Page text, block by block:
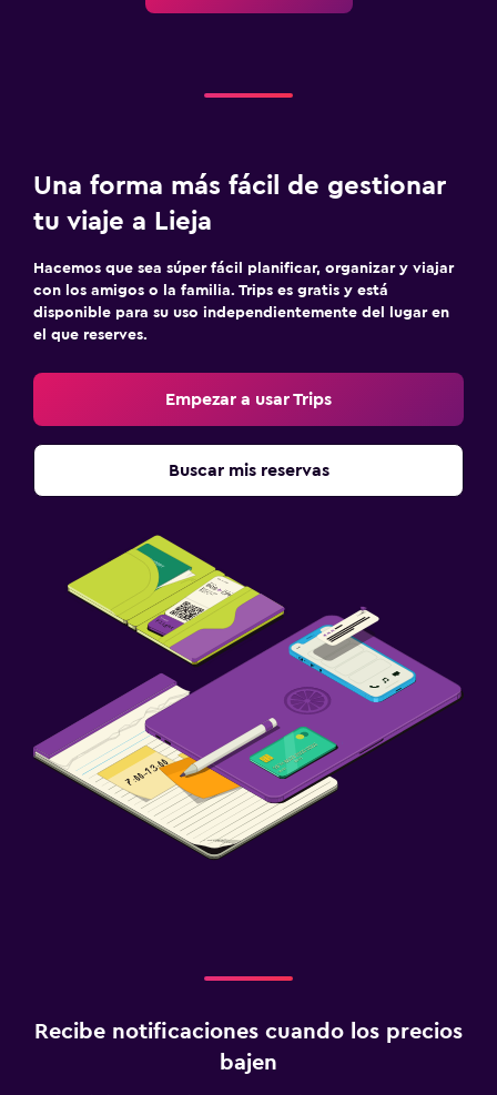
Una forma más fácil de gestionar
tu viaje a Lieja
Hacemos que sea súper fácil planificar, organizar y viajar
con los amigos o la familia. Trips es gratis y está
disponible para su uso independientemente del lugar en
el que reserves.
Empezar a usar Trips
Buscar mis reservas
Recibe notificaciones cuando los precios
bajen